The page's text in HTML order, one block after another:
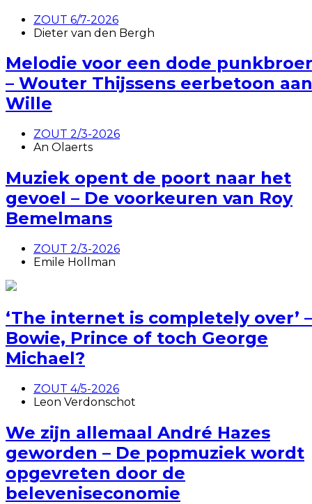
ZOUT 6/7-2026
Dieter van den Bergh
Melodie voor een dode punkbroer
– Wouter Thijssens eerbetoon aan
Wille
ZOUT 2/3-2026
An Olaerts
Muziek opent de poort naar het
gevoel – De voorkeuren van Roy
Bemelmans
ZOUT 2/3-2026
Emile Hollman
‘The internet is completely over’ –
Bowie, Prince of toch George
Michael?
ZOUT 4/5-2026
Leon Verdonschot
We zijn allemaal André Hazes
geworden – De popmuziek wordt
opgevreten door de
beleveniseconomie